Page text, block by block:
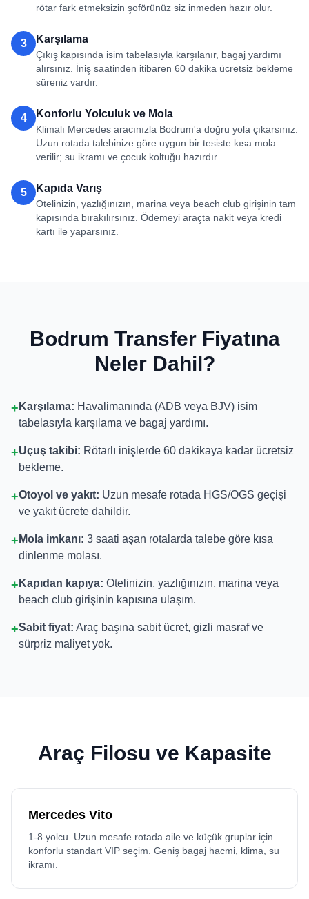
rötar fark etmeksizin şoförünüz siz inmeden hazır olur.
3 Karşılama
Çıkış kapısında isim tabelasıyla karşılanır, bagaj yardımı
alırsınız. İniş saatinden itibaren 60 dakika ücretsiz bekleme
süreniz vardır.
4 Konforlu Yolculuk ve Mola
Klimalı Mercedes aracınızla Bodrum'a doğru yola çıkarsınız.
Uzun rotada talebinize göre uygun bir tesiste kısa mola
verilir; su ikramı ve çocuk koltuğu hazırdır.
5 Kapıda Varış
Otelinizin, yazlığınızın, marina veya beach club girişinin tam
kapısında bırakılırsınız. Ödemeyi araçta nakit veya kredi
kartı ile yaparsınız.
Bodrum Transfer Fiyatına
Neler Dahil?
+ Karşılama: Havalimanında (ADB veya BJV) isim
tabelasıyla karşılama ve bagaj yardımı.
+Uçuş takibi: Rötarlı inişlerde 60 dakikaya kadar ücretsiz
bekleme.
+Otoyol ve yakıt: Uzun mesafe rotada HGS/OGS geçişi
ve yakıt ücrete dahildir.
+ Mola imkanı: 3 saati aşan rotalarda talebe göre kısa
dinlenme molası.
+ Kapıdan kapıya: Otelinizin, yazlığınızın, marina veya
beach club girişinin kapısına ulaşım.
+Sabit fiyat: Araç başına sabit ücret, gizli masraf ve
sürpriz maliyet yok.
Araç Filosu ve Kapasite
Mercedes Vito
1-8 yolcu. Uzun mesafe rotada aile ve küçük gruplar için
konforlu standart VIP seçim. Geniş bagaj hacmi, klima, su
ikramı.